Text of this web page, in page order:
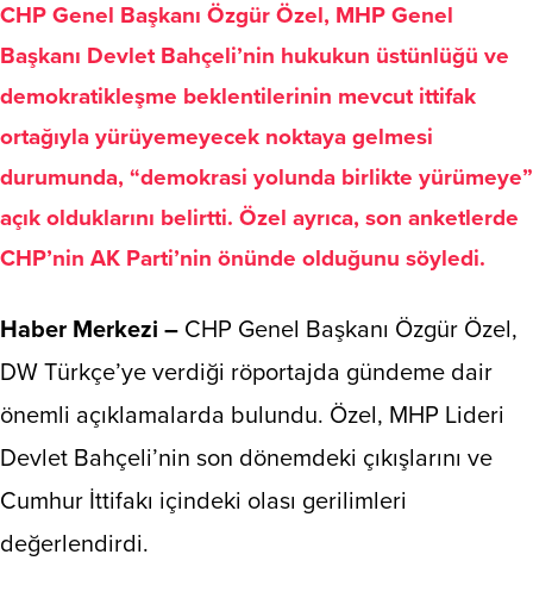
CHP Genel Başkanı Özgür Özel, MHP Genel
Başkanı Devlet Bahçeli’nin hukukun üstünlüğü ve
demokratikleşme beklentilerinin mevcut ittifak
ortağıyla yürüyemeyecek noktaya gelmesi
durumunda, “demokrasi yolunda birlikte yürümeye”
açık olduklarını belirtti. Özel ayrıca, son anketlerde
CHP’nin AK Parti’nin önünde olduğunu söyledi.
Haber Merkezi – CHP Genel Başkanı Özgür Özel,
DW Türkçe’ye verdiği röportajda gündeme dair
önemli açıklamalarda bulundu. Özel, MHP Lideri
Devlet Bahçeli’nin son dönemdeki çıkışlarını ve
Cumhur İttifakı içindeki olası gerilimleri
değerlendirdi.